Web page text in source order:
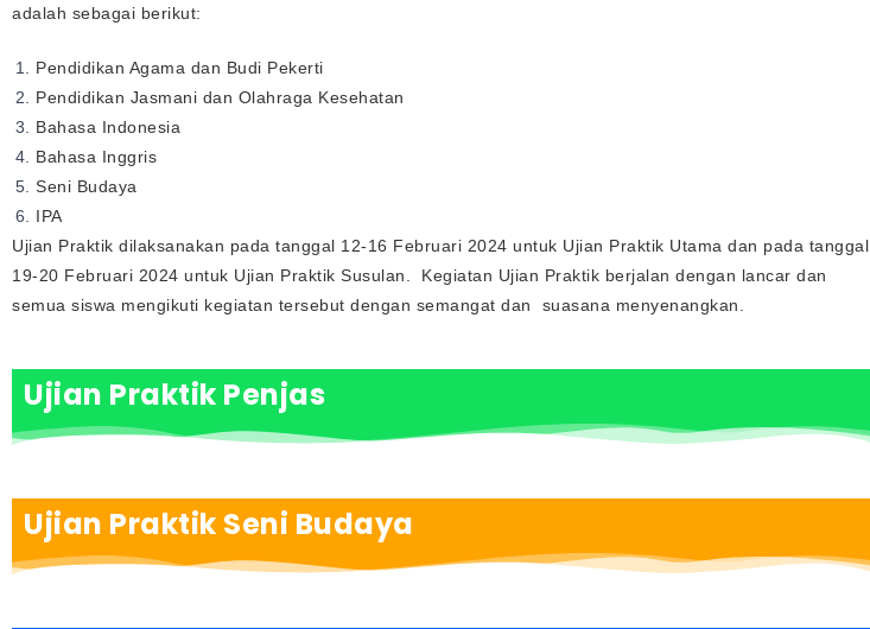
adalah sebagai berikut:
Pendidikan Agama dan Budi Pekerti
Pendidikan Jasmani dan Olahraga Kesehatan
Bahasa Indonesia
Bahasa Inggris
Seni Budaya
IPA
Ujian Praktik dilaksanakan pada tanggal 12-16 Februari 2024 untuk Ujian Praktik Utama dan pada tanggal
19-20 Februari 2024 untuk Ujian Praktik Susulan. Kegiatan Ujian Praktik berjalan dengan lancar dan
semua siswa mengikuti kegiatan tersebut dengan semangat dan suasana menyenangkan.
Ujian Praktik Penjas
Ujian Praktik Seni Budaya